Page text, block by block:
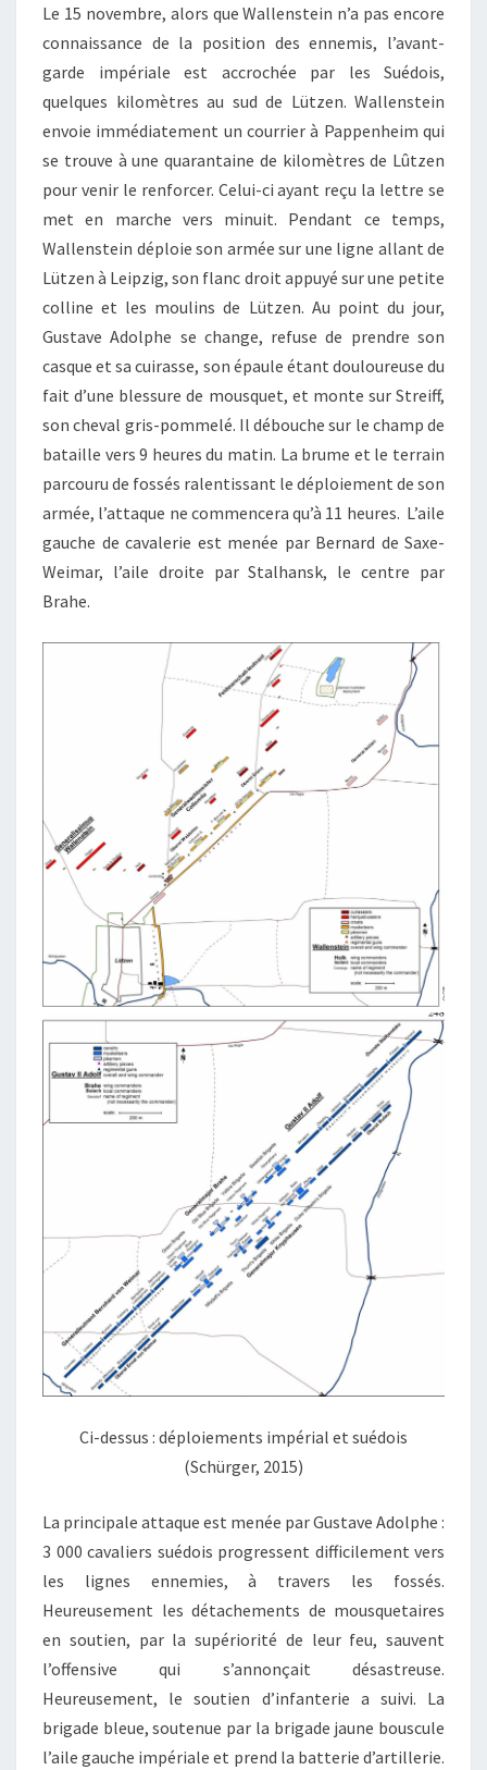
Le 15 novembre, alors que Wallenstein n’a pas encore
connaissance de la position des ennemis, l’avant-
garde impériale est accrochée par les Suédois,
quelques kilomètres au sud de Lützen. Wallenstein
envoie immédiatement un courrier à Pappenheim qui
se trouve à une quarantaine de kilomètres de Lûtzen
pour venir le renforcer. Celui-ci ayant reçu la lettre se
met en marche vers minuit. Pendant ce temps,
Wallenstein déploie son armée sur une ligne allant de
Lützen à Leipzig, son flanc droit appuyé sur une petite
colline et les moulins de Lützen. Au point du jour,
Gustave Adolphe se change, refuse de prendre son
casque et sa cuirasse, son épaule étant douloureuse du
fait d’une blessure de mousquet, et monte sur Streiff,
son cheval gris-pommelé. Il débouche sur le champ de
bataille vers 9 heures du matin. La brume et le terrain
parcouru de fossés ralentissant le déploiement de son
armée, l’attaque ne commencera qu’à 11 heures. L’aile
gauche de cavalerie est menée par Bernard de Saxe-
Weimar, l’aile droite par Stalhansk, le centre par
Brahe.
Ci-dessus : déploiements impérial et suédois
(Schürger, 2015)
La principale attaque est menée par Gustave Adolphe :
3 000 cavaliers suédois progressent difficilement vers
les lignes ennemies, à travers les fossés.
Heureusement les détachements de mousquetaires
en soutien, par la supériorité de leur feu, sauvent
l’offensive qui s’annonçait désastreuse.
Heureusement, le soutien d’infanterie a suivi. La
brigade bleue, soutenue par la brigade jaune bouscule
l’aile gauche impériale et prend la batterie d’artillerie.